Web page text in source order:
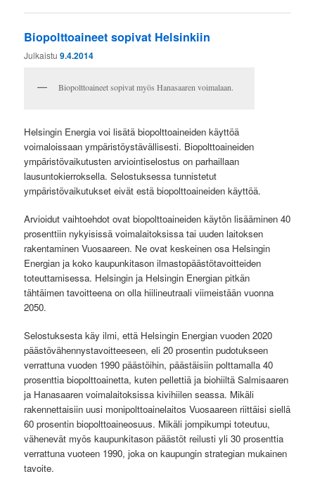
Biopolttoaineet sopivat Helsinkiin
Julkaistu9.4.2014
Biopolttoaineet sopivat myös Hanasaaren voimalaan.
Helsingin Energia voi lisätä biopolttoaineiden käyttöä
voimaloissaan ympäristöystävällisesti. Biopolttoaineiden
ympäristövaikutusten arviointiselostus on parhaillaan
lausuntokierroksella. Selostuksessa tunnistetut
ympäristövaikutukset eivät estä biopolttoaineiden käyttöä.
Arvioidut vaihtoehdot ovat biopolttoaineiden käytön lisääminen 40
prosenttiin nykyisissä voimalaitoksissa tai uuden laitoksen
rakentaminen Vuosaareen. Ne ovat keskeinen osa Helsingin
Energian ja koko kaupunkitason ilmastopäästötavoitteiden
toteuttamisessa. Helsingin ja Helsingin Energian pitkän
tähtäimen tavoitteena on olla hiilineutraali viimeistään vuonna
2050.
Selostuksesta käy ilmi, että Helsingin Energian vuoden 2020
päästövähennystavoitteeseen, eli 20 prosentin pudotukseen
verrattuna vuoden 1990 päästöihin, päästäisiin polttamalla 40
prosenttia biopolttoainetta, kuten pellettiä ja biohiiltä Salmisaaren
ja Hanasaaren voimalaitoksissa kivihiilen seassa. Mikäli
rakennettaisiin uusi monipolttoainelaitos Vuosaareen riittäisi siellä
60 prosentin biopolttoaineosuus. Mikäli jompikumpi toteutuu,
vähenevät myös kaupunkitason päästöt reilusti yli 30 prosenttia
verrattuna vuoteen 1990, joka on kaupungin strategian mukainen
tavoite.